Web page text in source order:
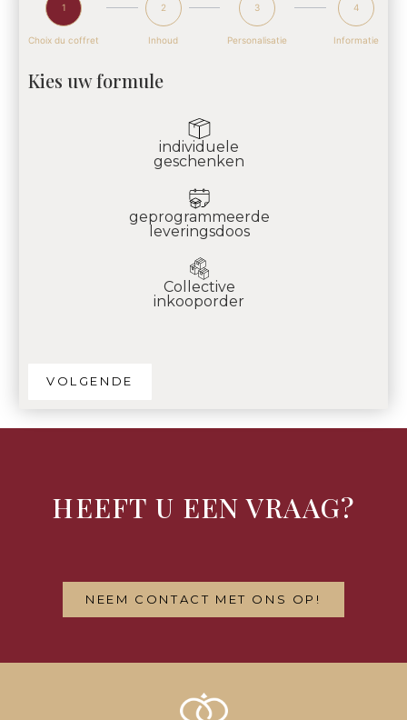
1
Choix du coffret
2
Inhoud
3
Personalisatie
4
Informatie
Kies uw formule
individuele
geschenken
geprogrammeerde
leveringsdoos
Collective
inkooporder
VOLGENDE
HEEFT U EEN VRAAG?
NEEM CONTACT MET ONS OP!